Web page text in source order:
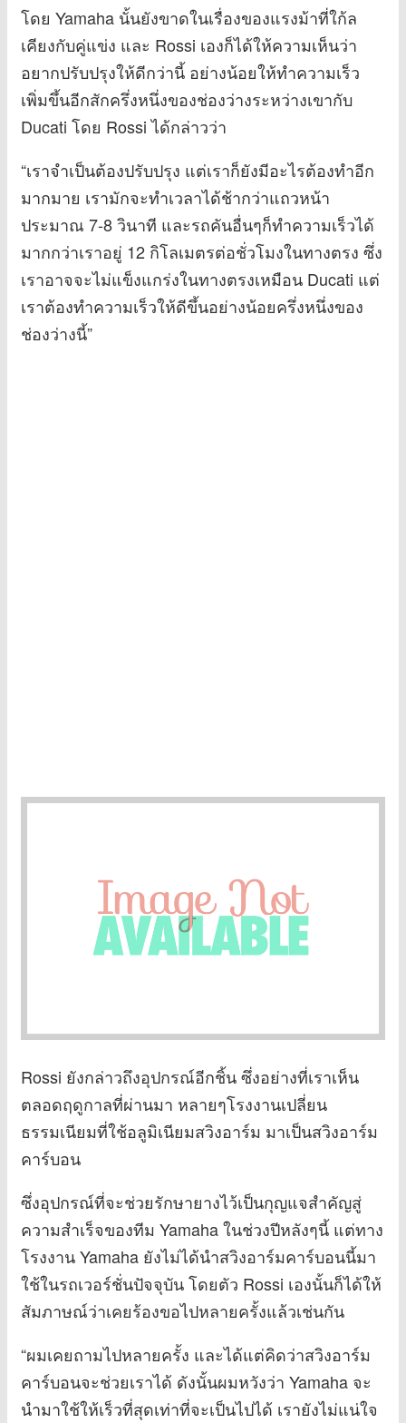
โดย Yamaha นั้นยังขาดในเรื่องของแรงม้าที่ใก้ล
เคียงกับคู่แข่ง และ Rossi เองก็ได้ให้ความเห็นว่า
อยากปรับปรุงให้ดีกว่านี้ อย่างน้อยให้ทำความเร็ว
เพิ่มขึ้นอีกสักครึ่งหนึ่งของช่องว่างระหว่างเขากับ
Ducati โดย Rossi ได้กล่าวว่า
“เราจำเป็นต้องปรับปรุง แต่เราก็ยังมีอะไรต้องทำอีก
มากมาย เรามักจะทำเวลาได้ช้ากว่าแถวหน้า
ประมาณ 7-8 วินาที และรถคันอื่นๆก็ทำความเร็วได้
มากกว่าเราอยู่ 12 กิโลเมตรต่อชั่วโมงในทางตรง ซึ่ง
เราอาจจะไม่แข็งแกร่งในทางตรงเหมือน Ducati แต่
เราต้องทำความเร็วให้ดีขึ้นอย่างน้อยครึ่งหนึ่งของ
ช่องว่างนี้”
Rossi ยังกล่าวถึงอุปกรณ์อีกชิ้น ซึ่งอย่างที่เราเห็น
ตลอดฤดูกาลที่ผ่านมา หลายๆโรงงานเปลี่ยน
ธรรมเนียมที่ใช้อลูมิเนียมสวิงอาร์ม มาเป็นสวิงอาร์ม
คาร์บอน
ซึ่งอุปกรณ์ที่จะช่วยรักษายางไว้เป็นกุญแจสำคัญสู่
ความสำเร็จของทีม Yamaha ในช่วงปีหลังๆนี้ แต่ทาง
โรงงาน Yamaha ยังไม่ได้นำสวิงอาร์มคาร์บอนนี้มา
ใช้ในรถเวอร์ชั่นปัจจุบัน โดยตัว Rossi เองนั้นก็ได้ให้
สัมภาษณ์ว่าเคยร้องขอไปหลายครั้งแล้วเช่นกัน
“ผมเคยถามไปหลายครั้ง และได้แต่คิดว่าสวิงอาร์ม
คาร์บอนจะช่วยเราได้ ดังนั้นผมหวังว่า Yamaha จะ
นำมาใช้ให้เร็วที่สุดเท่าที่จะเป็นไปได้ เรายังไม่แน่ใจ